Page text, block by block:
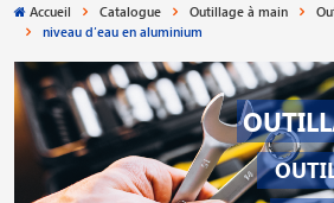
Accueil Catalogue Outillage à main
niveau d′eau en aluminium